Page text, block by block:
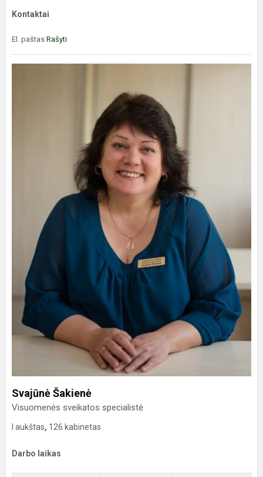
Kontaktai
El. paštas Rašyti
Svajūnė Šakienė
Visuomenės sveikatos specialistė
I aukštas, 126 kabinetas
Darbo laikas